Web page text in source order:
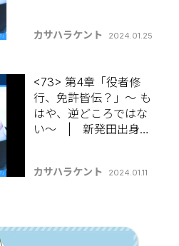
いいんですか？】
カサハラケント 2024.01.25
<73> 第4章「役者修
行、免許皆伝？」～ も
はや、逆どころではな
い～ | 新発田出身カ
ですか？】
カサハラケント 2024.01.11